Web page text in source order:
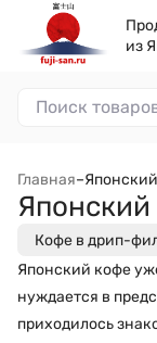
из
Главная–
Кофе в дрип-
Японский кофе
нуждается в
приходилось